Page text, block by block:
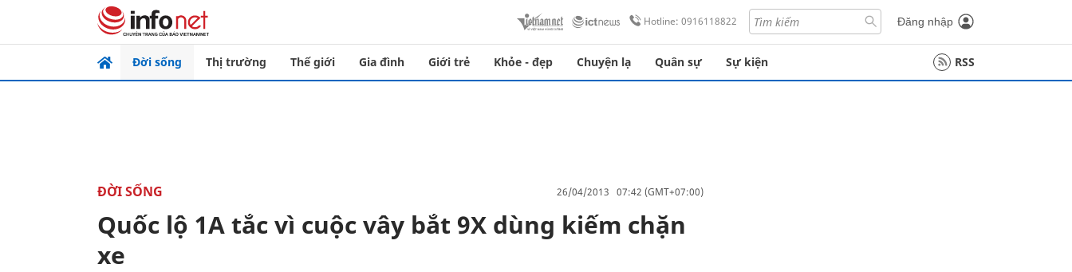
Hotline: 0916118822 Đăng nhập
Đời sống Thị trường Thế giới Gia đình Giới trẻ Khỏe - đẹp Chuyện lạ Quân sự Sự kiện RSS
ĐỜI SỐNG 26/04/2013 07:42 (GMT+07:00)
Quốc lộ 1A tắc vì cuộc vây bắt 9X dùng kiếm chặn
xe